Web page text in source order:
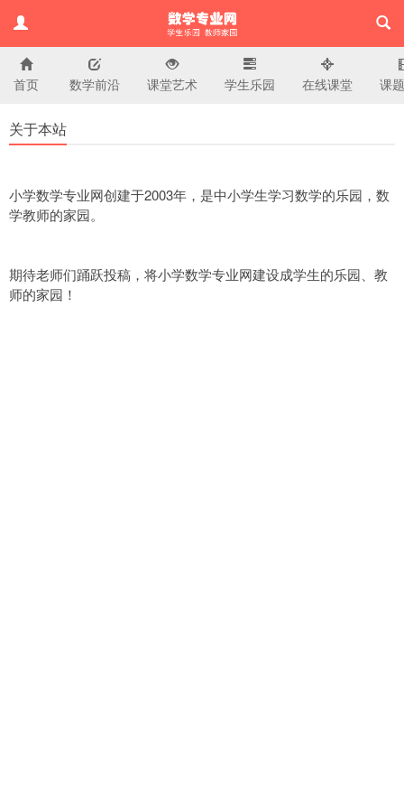
首页 数学前沿 课堂艺术 学生乐园 在线课堂 课
关于本站
小学数学专业网创建于2003年，是中小学生学习数学的乐园，数
学教师的家园。
期待老师们踊跃投稿，将小学数学专业网建设成学生的乐园、教
师的家园！